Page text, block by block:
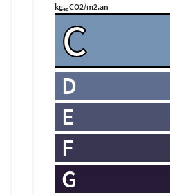
C
kgeqCO2/m2.an
D
E
F
G